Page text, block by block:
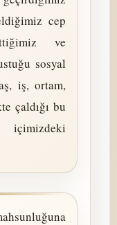
cep
ve
sosyal
iş, ortam,
çaldığı bu
içimizdeki